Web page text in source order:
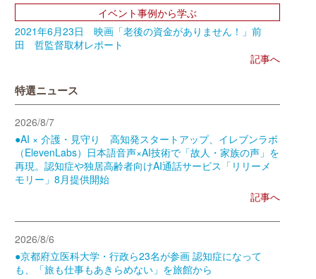
イベント事例から学ぶ
2021年6月23日 映画「老後の資金がありません！」前
田 哲監督取材レポート
記事へ
特選ニュース
2026/8/7
●AI × 介護・見守り 高知発スタートアップ、イレブンラボ
（ElevenLabs）日本語音声×AI技術で「故人・家族の声」を
再現。認知症や独居高齢者向けAI通話サービス「リリーメ
モリー」8月提供開始
記事へ
2026/8/6
●京都府立医科大学・行政ら23名が参画 認知症になって
も、「旅も仕事もあきらめない」を旅館から